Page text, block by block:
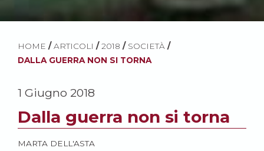
HOME / ARTICOLI / 2018 / SOCIETÀ /
DALLA GUERRA NON SI TORNA
1 Giugno 2018
Dalla guerra non si torna
MARTA DELL'ASTA